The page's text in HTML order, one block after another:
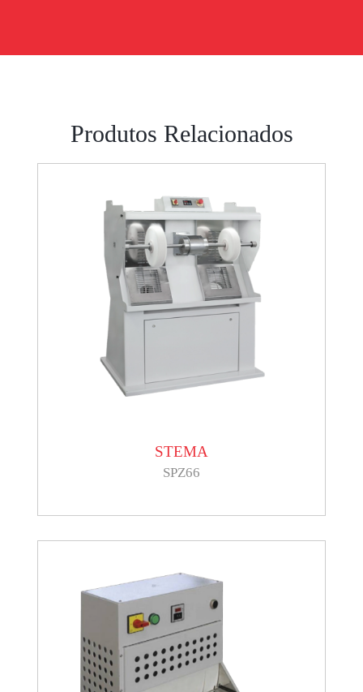
Produtos Relacionados
STEMA
SPZ66